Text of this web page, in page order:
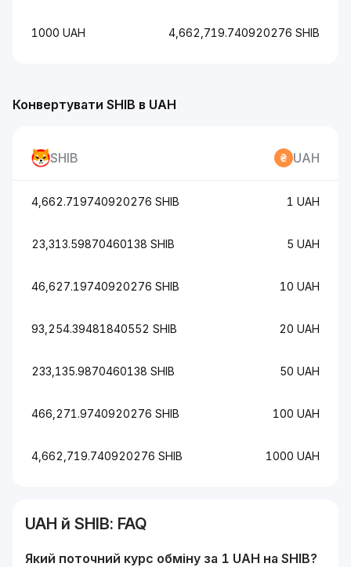
Конвертувати SHIB в UAH
SHIB UAH
4,662.719740920276 SHIB 1 UAH
23,313.59870460138 SHIB 5 UAH
46,627.19740920276 SHIB 10 UAH
93,254.39481840552 SHIB 20 UAH
233,135.9870460138 SHIB 50 UAH
466,271.9740920276 SHIB 100 UAH
4,662,719.740920276 SHIB 1000 UAH
1000 UAH 4,662,719.740920276 SHIB
UAH й SHIB: FAQ
Який поточний курс обміну за 1 UAH на SHIB?